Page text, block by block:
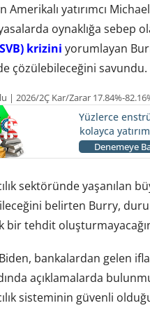
yatırımcı
oynaklığa sebep
krizini yorumlayan
çözülebileceğini savundu.
| 2026/2Ç Kar/Zarar 17.84%-
Yüzlerce
kolayca
Denemeye
sektöründe yaşanılan
belirten Burry,
bir tehdit
Biden, bankalardan gelen
açıklamalarda
sisteminin güvenli